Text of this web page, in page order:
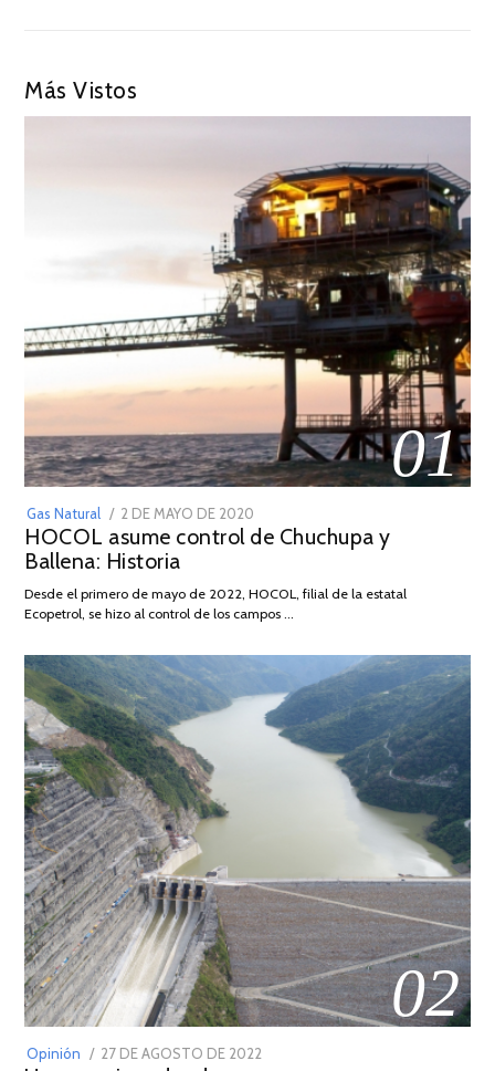
Más Vistos
01
Gas Natural
POSTED
ON
2 DE MAYO DE 2020
DE
2026
HOCOL asume control de Chuchupa y
Ballena: Historia
Desde el primero de mayo de 2022, HOCOL, filial de la estatal
Ecopetrol, se hizo al control de los campos …
02
Opinión
POSTED
27 DE AGOSTO DE 2022